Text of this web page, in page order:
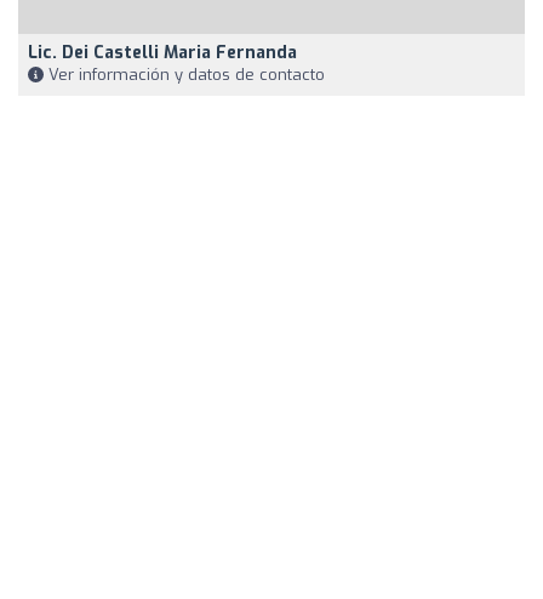
Lic. Dei Castelli Maria Fernanda
Ver información y datos de contacto